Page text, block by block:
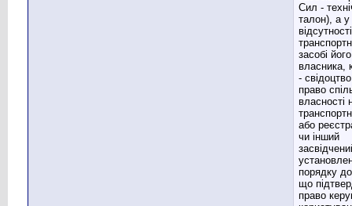
Сил -
талон), а у
засобі його
власника,
-
право
власності
або
чи інший
порядку
що
право